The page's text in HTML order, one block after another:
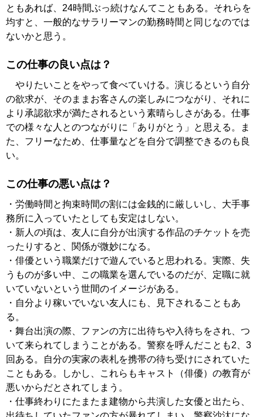
ともあれば、24時間ぶっ続けなんてこともある。それらを
均すと、一般的なサラリーマンの勤務時間と同じなのでは
ないかと思う。
この仕事の良い点は？
やりたいことをやって食べていける。演じるという自分
の欲求が、そのままお客さんの楽しみにつながり、それに
より承認欲求が満たされるという素晴らしさがある。仕事
での様々な人とのつながりに「ありがとう」と思える。ま
た、フリーなため、仕事量などを自分で調整できるのも良
い。
この仕事の悪い点は？
・労働時間と拘束時間の割には金銭的に厳しいし、大手事
務所に入っていたとしても安定はしない。
・新人の頃は、友人に自分が出演する作品のチケットを売
ったりすると、関係が微妙になる。
・俳優という職業だけで遊んでいると思われる。実際、失
うものが多い中、この職業を選んでいるのだが、定職に就
いていないという世間のイメージがある。
・自分より稼いでいない友人にも、見下されることもあ
る。
・舞台出演の際、ファンの方に出待ちや入待ちをされ、つ
いて来られてしまうことがある。警察を呼んだことも2、3
回ある。自分の実家の表札を携帯の待ち受けにされていた
こともある。しかし、これらもキャスト（俳優）の教育が
悪いからだとされてしまう。
・仕事終わりにたまたま建物から共演した女優と出たら、